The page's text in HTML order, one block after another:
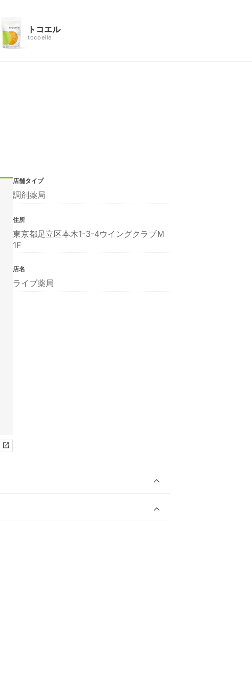
トコエル
tocoelle
店舗タイプ
調剤薬局
住所
東京都足立区本木1-3-4ウイングクラブＭ
1F
店名
ライブ薬局